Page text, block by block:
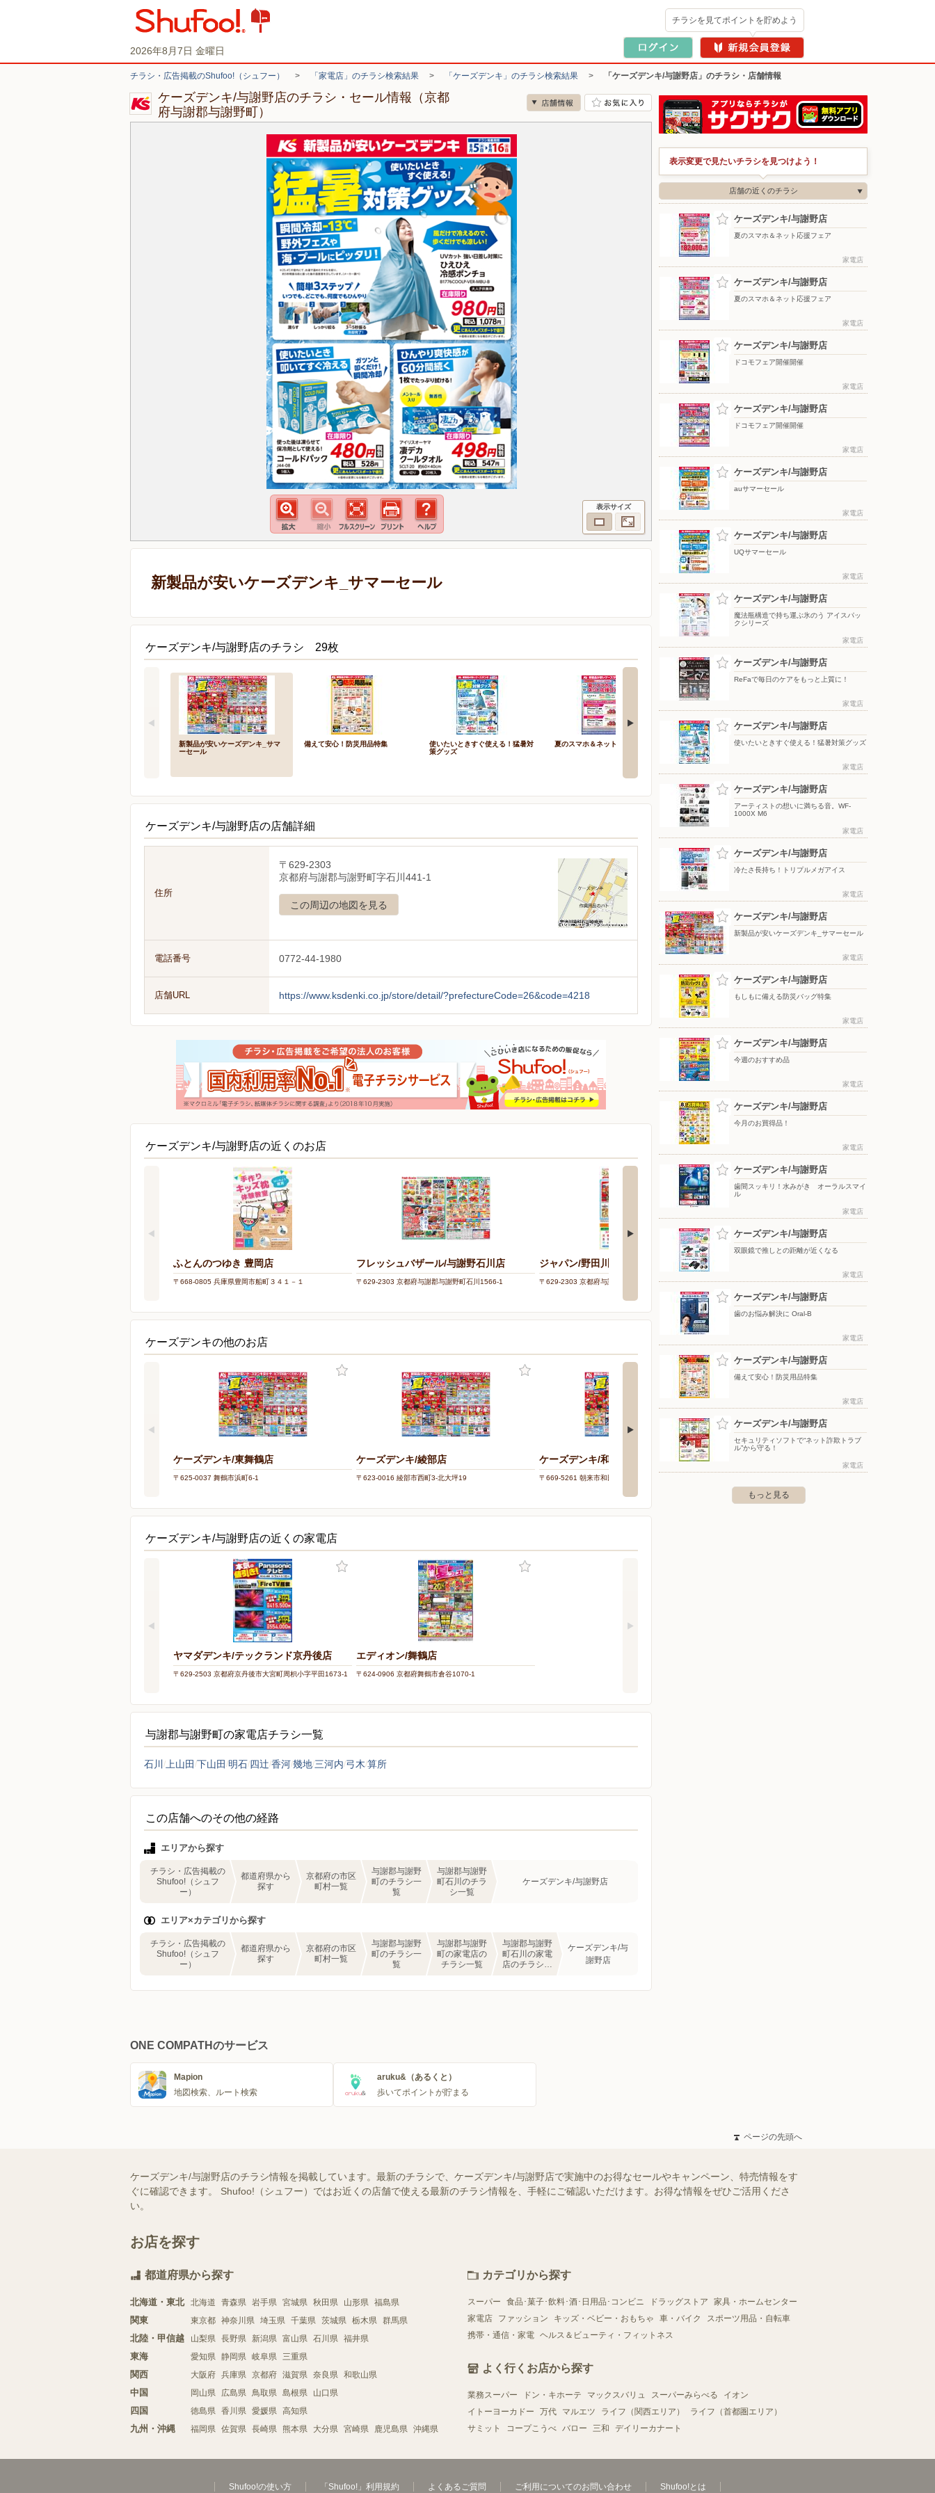
2026年8月7日 金曜日
チラシを見てポイントを貯めよう
チラシ・広告掲載のShufoo!（シュフー） > 「家電店」のチラシ検索結果 > 「ケーズデンキ」のチラシ検索結果 > 「ケーズデンキ/与謝野店」のチラシ・店舗情報
ケーズデンキ/与謝野店のチラシ・セール情報（京都
府与謝郡与謝野町）
表示サイズ
新製品が安いケーズデンキ_サマーセール
ケーズデンキ/与謝野店のチラシ 29枚
新製品が安いケーズデンキ_サマ
ーセール
備えて安心！防災用品特集
使いたいときすぐ使える！猛暑対
策グッズ
夏のスマホ＆ネット応援フェア 夏のスマホ＆ネット応援フェア ドコモフェア開催開催
ケーズデンキ/与謝野店の店舗詳細
住所
〒629-2303
京都府与謝郡与謝野町字石川441-1
この周辺の地図を見る
電話番号 0772-44-1980
店舗URL https://www.ksdenki.co.jp/store/detail/?prefectureCode=26&code=4218
ケーズデンキ/与謝野店の近くのお店
ふとんのつゆき 豊岡店
〒668-0805 兵庫県豊岡市船町３４１－１
フレッシュバザール/与謝野石川店
〒629-2303 京都府与謝郡与謝野町石川1566-1
ジャパン/野田川店
〒629-2303 京都府与謝郡与謝野町石川704 〒000-0000
ケーズデンキの他のお店
ケーズデンキ/東舞鶴店
〒625-0037 舞鶴市浜町6-1
ケーズデンキ/綾部店
〒623-0016 綾部市西町3-北大坪19
ケーズデンキ/和田山店
〒669-5261 朝来市和田山町枚田476
ケーズデンキ/与謝野店の近くの家電店
ヤマダデンキ/テックランド京丹後店
〒629-2503 京都府京丹後市大宮町周枳小字平田1673-1
エディオン/舞鶴店
〒624-0906 京都府舞鶴市倉谷1070-1
与謝郡与謝野町の家電店チラシ一覧
石川 上山田 下山田 明石 四辻 香河幾地 三河内 弓木 算所
この店舗へのその他の経路
エリアから探す
チラシ・広告掲載の
Shufoo!（シュフ
ー）
都道府県から
探す
京都府の市区
町村一覧
与謝郡与謝野
町のチラシ一
覧
与謝郡与謝野
町石川のチラ
シ一覧
ケーズデンキ/与謝野店
エリア×カテゴリから探す
チラシ・広告掲載の
Shufoo!（シュフ
ー）
都道府県から
探す
京都府の市区
町村一覧
与謝郡与謝野
町のチラシ一
覧
与謝郡与謝野
町の家電店の
チラシ一覧
与謝郡与謝野
町石川の家電
店のチラシ一
ケーズデンキ/与
謝野店
表示変更で見たいチラシを見つけよう！
店舗の近くのチラシ
ケーズデンキ/与謝野店
夏のスマホ＆ネット応援フェア
家電店
ケーズデンキ/与謝野店
夏のスマホ＆ネット応援フェア
家電店
ケーズデンキ/与謝野店
ドコモフェア開催開催
家電店
ケーズデンキ/与謝野店
ドコモフェア開催開催
家電店
ケーズデンキ/与謝野店
auサマーセール
家電店
ケーズデンキ/与謝野店
UQサマーセール
家電店
ケーズデンキ/与謝野店
魔法瓶構造で持ち運ぶ氷のう アイスパッ
クシリーズ
家電店
ケーズデンキ/与謝野店
ReFaで毎日のケアをもっと上質に！
家電店
ケーズデンキ/与謝野店
使いたいときすぐ使える！猛暑対策グッズ
家電店
ケーズデンキ/与謝野店
アーティストの想いに満ちる音。WF-
1000X M6
家電店
ケーズデンキ/与謝野店
冷たさ長持ち！トリプルメガアイス
家電店
ケーズデンキ/与謝野店
新製品が安いケーズデンキ_サマーセール
家電店
ケーズデンキ/与謝野店
もしもに備える防災バッグ特集
家電店
ケーズデンキ/与謝野店
今週のおすすめ品
家電店
ケーズデンキ/与謝野店
今月のお買得品！
家電店
ケーズデンキ/与謝野店
歯間スッキリ！水みがき オーラルスマイ
ル
家電店
ケーズデンキ/与謝野店
双眼鏡で推しとの距離が近くなる
家電店
ケーズデンキ/与謝野店
歯のお悩み解決に Oral-B
家電店
ケーズデンキ/与謝野店
備えて安心！防災用品特集
家電店
ケーズデンキ/与謝野店
セキュリティソフトで“ネット詐欺トラブ
ル”から守る！
家電店
もっと見る
ONE COMPATHのサービス
Mapion
地図検索、ルート検索
aruku&（あるくと）
歩いてポイントが貯まる
ページの先頭へ
ケーズデンキ/与謝野店のチラシ情報を掲載しています。最新のチラシで、ケーズデンキ/与謝野店で実施中のお得なセールやキャンペーン、特売情報をす
ぐに確認できます。 Shufoo!（シュフー）ではお近くの店舗で使える最新のチラシ情報を、手軽にご確認いただけます。お得な情報をぜひご活用くださ
い。
お店を探す
都道府県から探す
北海道・東北 北海道 青森県 岩手県 宮城県 秋田県 山形県 福島県
関東 東京都 神奈川県 埼玉県 千葉県 茨城県 栃木県 群馬県
北陸・甲信越 山梨県 長野県 新潟県 富山県 石川県 福井県
東海 愛知県 静岡県 岐阜県 三重県
関西 大阪府 兵庫県 京都府 滋賀県 奈良県 和歌山県
中国 岡山県 広島県 鳥取県 島根県 山口県
四国 徳島県 香川県 愛媛県 高知県
九州・沖縄 福岡県 佐賀県 長崎県 熊本県 大分県 宮崎県 鹿児島県 沖縄県
カテゴリから探す
スーパー 食品･菓子･飲料･酒･日用品･コンビニ ドラッグストア
家具・ホームセンター
家電店
ファッション キッズ・ベビー・おもちゃ 車・バイク
スポーツ用品・自転車
携帯・通信・家電 ヘルス＆ビューティ・フィットネス
よく行くお店から探す
業務スーパー ドン・キホーテ マックスバリュ スーパーみらべる
イオン
イトーヨーカドー
万代 マルエツ ライフ（関西エリア）
ライフ（首都圏エリア）
サミット
コープこうべ バロー 三和 デイリーカナート
Shufoo!の使い方 「Shufoo!」利用規約 よくあるご質問 ご利用についてのお問い合わせ Shufoo!とは